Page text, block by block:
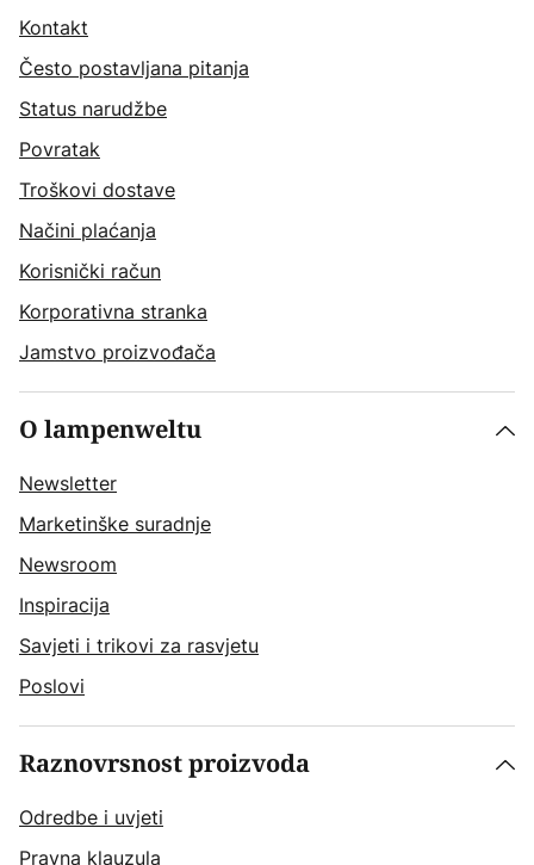
Kontakt
Često postavljana pitanja
Status narudžbe
Povratak
Troškovi dostave
Načini plaćanja
Korisnički račun
Korporativna stranka
Jamstvo proizvođača
O lampenweltu
Newsletter
Marketinške suradnje
Newsroom
Inspiracija
Savjeti i trikovi za rasvjetu
Poslovi
Raznovrsnost proizvoda
Odredbe i uvjeti
Pravna klauzula